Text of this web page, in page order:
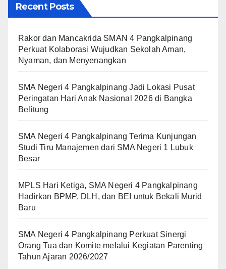
Recent Posts
Rakor dan Mancakrida SMAN 4 Pangkalpinang
Perkuat Kolaborasi Wujudkan Sekolah Aman,
Nyaman, dan Menyenangkan
SMA Negeri 4 Pangkalpinang Jadi Lokasi Pusat
Peringatan Hari Anak Nasional 2026 di Bangka
Belitung
SMA Negeri 4 Pangkalpinang Terima Kunjungan
Studi Tiru Manajemen dari SMA Negeri 1 Lubuk
Besar
MPLS Hari Ketiga, SMA Negeri 4 Pangkalpinang
Hadirkan BPMP, DLH, dan BEI untuk Bekali Murid
Baru
SMA Negeri 4 Pangkalpinang Perkuat Sinergi
Orang Tua dan Komite melalui Kegiatan Parenting
Tahun Ajaran 2026/2027